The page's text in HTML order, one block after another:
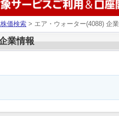
価検索 > エア・ウォーター(4088) 企
業情報